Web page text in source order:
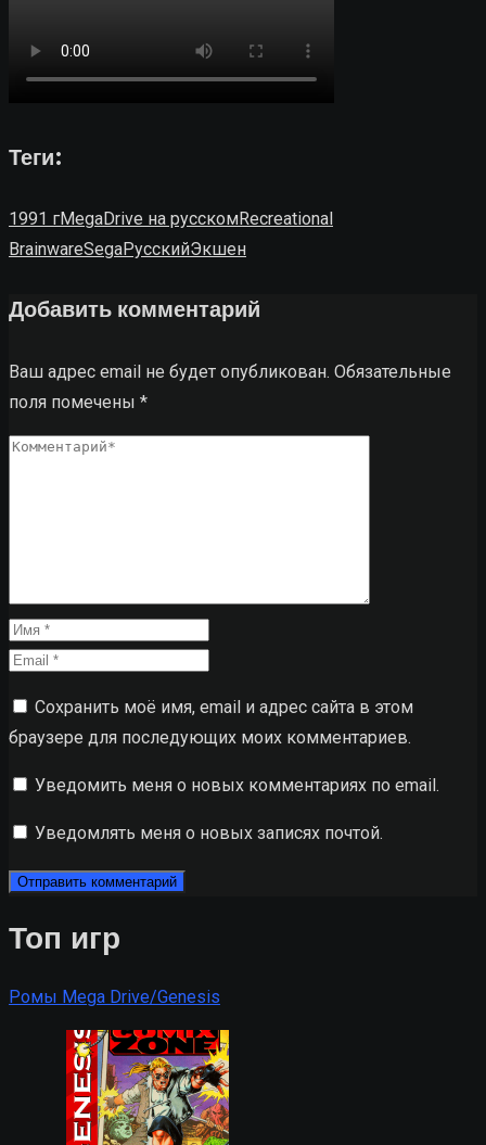
Теги:
1991 гMegaDrive на русскомRecreational
BrainwareSegaРусскийЭкшен
Добавить комментарий
Ваш адрес email не будет опубликован. Обязательные
поля помечены *
Сохранить моё имя, email и адрес сайта в этом
браузере для последующих моих комментариев.
Уведомить меня о новых комментариях по email.
Уведомлять меня о новых записях почтой.
Топ игр
Ромы Mega Drive/Genesis